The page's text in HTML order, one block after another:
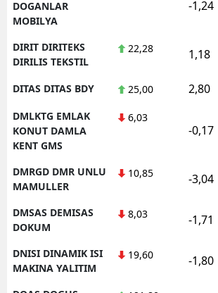
DOGANLAR
MOBILYA
-1,24
DIRIT DIRITEKS
DIRILIS TEKSTIL
22,28 1,18
DITAS DITAS BDY 25,00 2,80
DMLKTG EMLAK
KONUT DAMLA
KENT GMS
6,03
-0,17
DMRGD DMR UNLU
MAMULLER
10,85 -3,04
DMSAS DEMISAS
DOKUM
8,03 -1,71
DNISI DINAMIK ISI
MAKINA YALITIM
19,60 -1,80